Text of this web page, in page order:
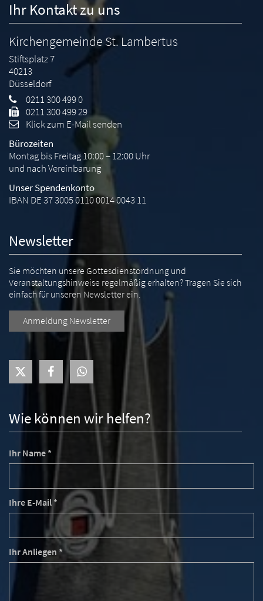
Wie können wir helfen?
Ihr Name *
Ihre E-Mail *
Ihr Anliegen *
Ihr Kontakt zu uns
Kirchengemeinde St. Lambertus
Stiftsplatz 7
40213
Düsseldorf
0211 300 499 0
0211 300 499 29
Klick zum E-Mail senden
Bürozeiten
Montag bis Freitag 10:00 – 12:00 Uhr
und nach Vereinbarung
Unser Spendenkonto
IBAN DE 37 3005 0110 0014 0043 11
Newsletter
Sie möchten unsere Gottesdienstordnung und
Veranstaltungshinweise regelmäßig erhalten? Tragen Sie sich
einfach für unseren Newsletter ein.
Anmeldung Newsletter